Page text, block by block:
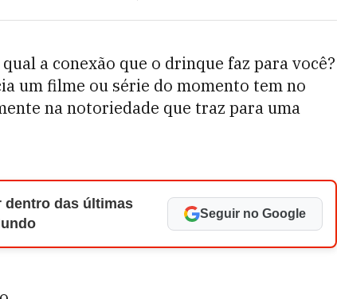
a conexão que o drinque faz para você?
um filme ou série do momento tem no
na notoriedade que traz para uma
dentro das últimas
Seguir no Google